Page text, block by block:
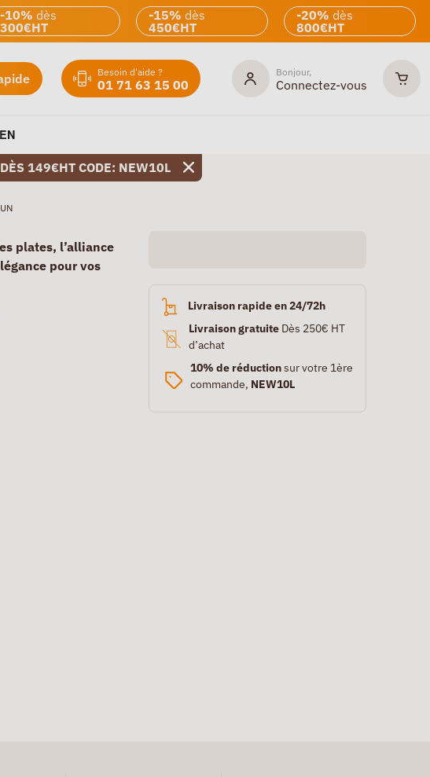
-10% dès
300€HT
-15% dès
450€HT
-20% dès
800€HT
Besoin d'aide ?
01 71 63 15 00
Bonjour,
Connectez-vous
149€HT CODE: NEW10L
plates, l’alliance
pour vos
Livraison rapide en 24/72h
Livraison gratuiteDès 250€ HT
d’achat
10% de réductionsur votre 1ère
commande, NEW10L